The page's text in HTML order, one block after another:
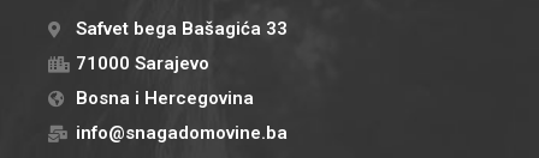
Safvet bega Bašagića 33
71000 Sarajevo
Bosna i Hercegovina
info@snagadomovine.ba